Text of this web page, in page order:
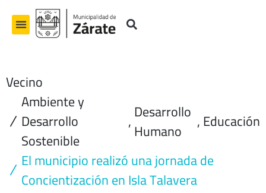
contenido
Vecino
Ambiente y
Desarrollo
Sostenible
,Desarrollo
Humano ,Educación
El municipio realizó una jornada de
Concientización en Isla Talavera